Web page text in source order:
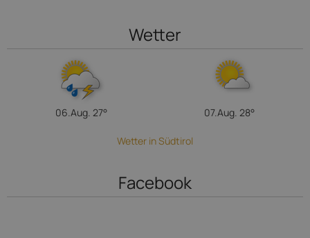
Wetter
06.Aug. 27° 07.Aug. 28°
Wetter in Südtirol
Facebook